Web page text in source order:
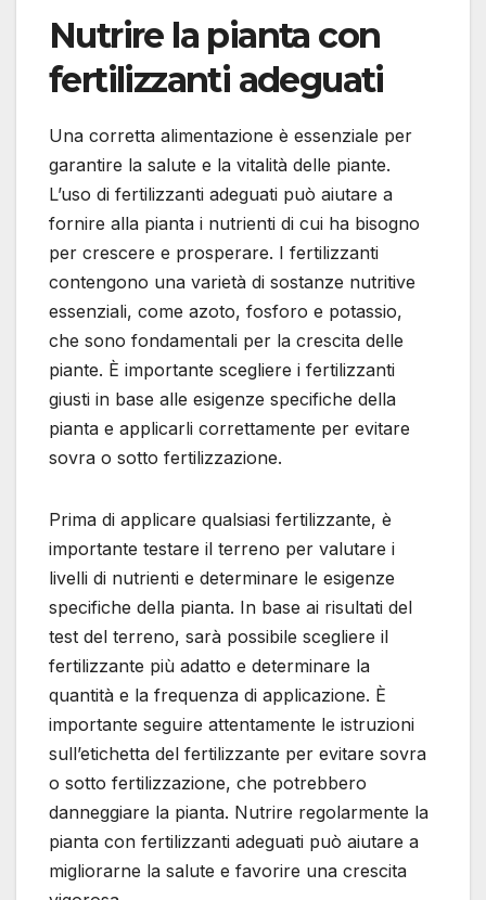
Nutrire la pianta con
fertilizzanti adeguati
Una corretta alimentazione è essenziale per
garantire la salute e la vitalità delle piante.
L’uso di fertilizzanti adeguati può aiutare a
fornire alla pianta i nutrienti di cui ha bisogno
per crescere e prosperare. I fertilizzanti
contengono una varietà di sostanze nutritive
essenziali, come azoto, fosforo e potassio,
che sono fondamentali per la crescita delle
piante. È importante scegliere i fertilizzanti
giusti in base alle esigenze specifiche della
pianta e applicarli correttamente per evitare
sovra o sotto fertilizzazione.
Prima di applicare qualsiasi fertilizzante, è
importante testare il terreno per valutare i
livelli di nutrienti e determinare le esigenze
specifiche della pianta. In base ai risultati del
test del terreno, sarà possibile scegliere il
fertilizzante più adatto e determinare la
quantità e la frequenza di applicazione. È
importante seguire attentamente le istruzioni
sull’etichetta del fertilizzante per evitare sovra
o sotto fertilizzazione, che potrebbero
danneggiare la pianta. Nutrire regolarmente la
pianta con fertilizzanti adeguati può aiutare a
migliorarne la salute e favorire una crescita